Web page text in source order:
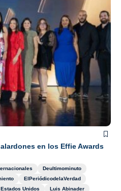
en los Effie Awards
Deultimominuto
ElPeriódicodelaVerdad
Estados Unidos
Luis Abinader